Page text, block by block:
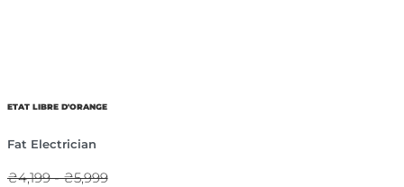
ETAT LIBRE D'ORANGE
Fat Electrician
₴4,199 - ₴5,999